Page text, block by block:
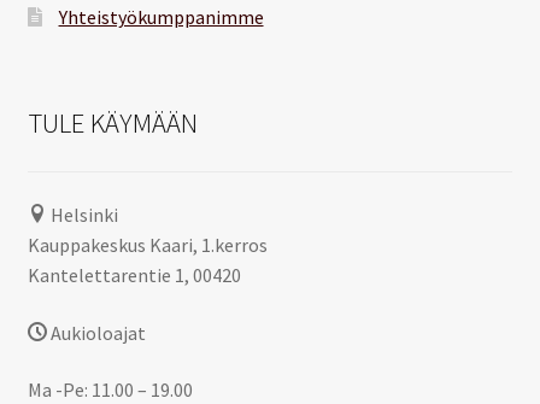
Yhteistyökumppanimme
TULE KÄYMÄÄN
Helsinki
Kauppakeskus Kaari, 1.kerros
Kantelettarentie 1, 00420
Aukioloajat
Ma -Pe: 11.00 – 19.00